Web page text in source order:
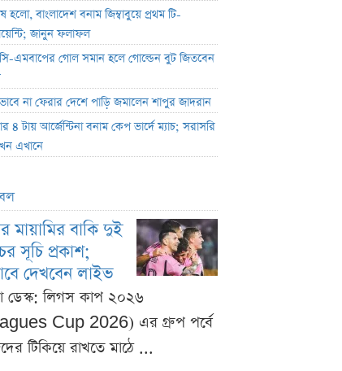
হলো, বাংলাদেশ বনাম জিম্বাবুয়ে প্রথম টি-
জানুন ফলাফল
এমবাপের গোল সমান হলে গোল্ডেন বুট জিতবেন
না ফেরার দেশে পাড়ি জমালেন শাপুর জাদরান
৪ টায় আর্জেন্টিনা বনাম কেপ ভার্দে ম্যাচ; সরাসরি
এখানে
মায়ামির বাকি দুই
সূচি প্রকাশ;
দেখবেন লাইভ
ডেস্ক: লিগস কাপ ২০২৬
Cup 2026) এর গ্রুপ পর্বে
টিকিয়ে রাখতে মাঠে ...